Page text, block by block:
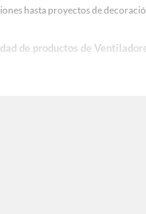
hasta proyectos de
de productos de
y accesorios de calidad